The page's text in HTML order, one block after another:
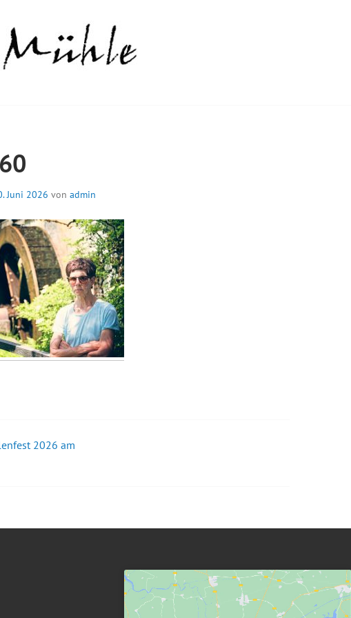
Juni 2026 von admin
2026 am